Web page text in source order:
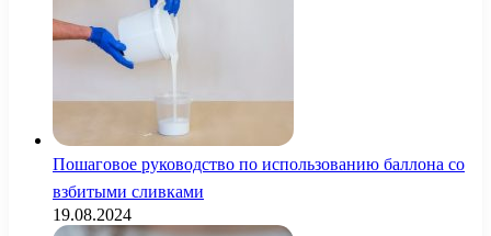
Пошаговое руководство по использованию баллона со
взбитыми сливками
19.08.2024